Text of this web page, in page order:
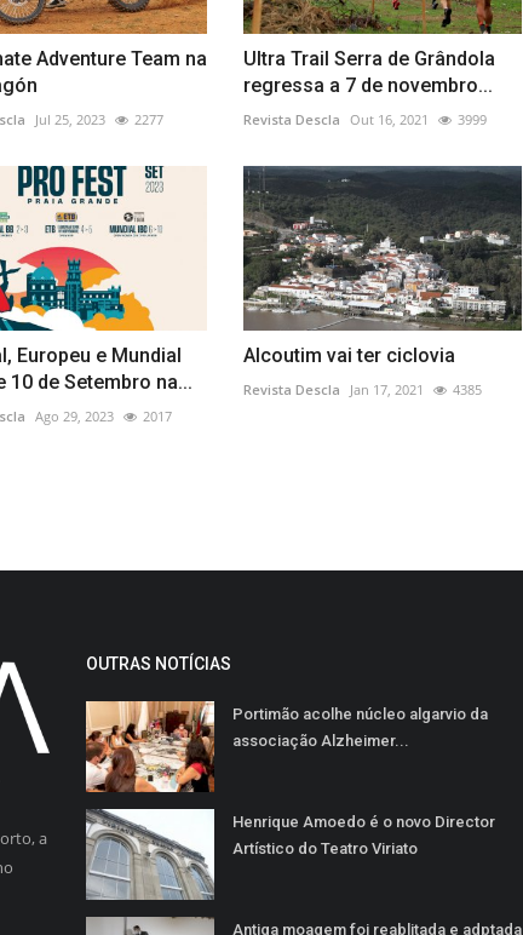
Adventure Team na
Jul 25, 2023 2277
Ultra Trail Serra de Grândola
regressa a 7 de novembro...
Revista Descla Out 16, 2021 3999
Europeu e Mundial
10 de Setembro na...
Ago 29, 2023 2017
Alcoutim vai ter ciclovia
Revista Descla Jan 17, 2021 4385
a
OUTRAS NOTÍCIAS
Portimão acolhe núcleo algarvio da
associação Alzheimer...
Henrique Amoedo é o novo Director
Artístico do Teatro Viriato
Antiga moagem foi reablitada e adptada